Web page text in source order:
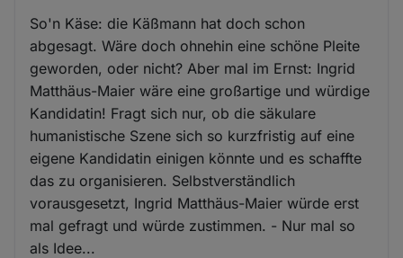
So'n Käse: die Käßmann hat doch schon
abgesagt. Wäre doch ohnehin eine schöne Pleite
geworden, oder nicht? Aber mal im Ernst: Ingrid
Matthäus-Maier wäre eine großartige und würdige
Kandidatin! Fragt sich nur, ob die säkulare
humanistische Szene sich so kurzfristig auf eine
eigene Kandidatin einigen könnte und es schaffte
das zu organisieren. Selbstverständlich
vorausgesetzt, Ingrid Matthäus-Maier würde erst
mal gefragt und würde zustimmen. - Nur mal so
als Idee...